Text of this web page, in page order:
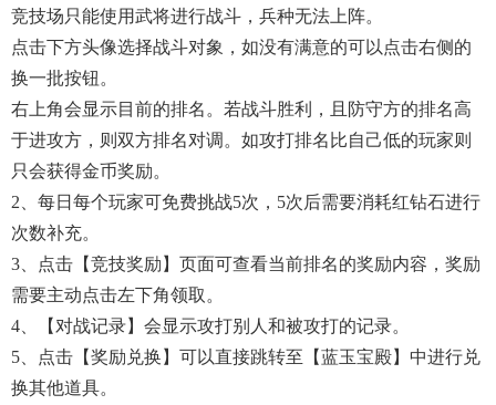
竞技场只能使用武将进行战斗，兵种无法上阵。
点击下方头像选择战斗对象，如没有满意的可以点击右侧的
换一批按钮。
右上角会显示目前的排名。若战斗胜利，且防守方的排名高
于进攻方，则双方排名对调。如攻打排名比自己低的玩家则
只会获得金币奖励。
2、每日每个玩家可免费挑战5次，5次后需要消耗红钻石进行
次数补充。
3、点击【竞技奖励】页面可查看当前排名的奖励内容，奖励
需要主动点击左下角领取。
4、【对战记录】会显示攻打别人和被攻打的记录。
5、点击【奖励兑换】可以直接跳转至【蓝玉宝殿】中进行兑
换其他道具。